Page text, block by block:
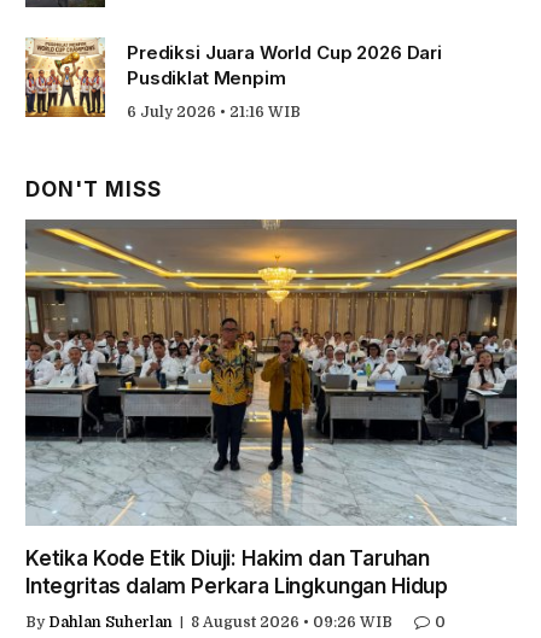
Prediksi Juara World Cup 2026 Dari
Pusdiklat Menpim
6 July 2026 • 21:16 WIB
DON'T MISS
Ketika Kode Etik Diuji: Hakim dan Taruhan
Integritas dalam Perkara Lingkungan Hidup
By Dahlan Suherlan 8 August 2026 • 09:26 WIB 0